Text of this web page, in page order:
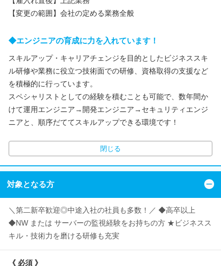
【変更の範囲】会社の定める業務全般
◆エンジニアの育成に力を入れています！
スキルアップ・キャリアチェンジを目的としたビジネススキ
ル研修や業務に役立つ技術面での研修、資格取得の支援など
を積極的に行っています。
スペシャリストとしての経験を積むことも可能で、数年間か
けて運用エンジニア→開発エンジニア→セキュリティエンジ
ニアと、順序だててスキルアップできる環境です！
閉じる
対象となる方
＼第二新卒歓迎◎中途入社の社員も多数！／ ◆高卒以上
◆NW または サーバーの監視経験をお持ちの方 ★ビジネスス
キル・技術力を磨ける研修も充実
《 必須 》